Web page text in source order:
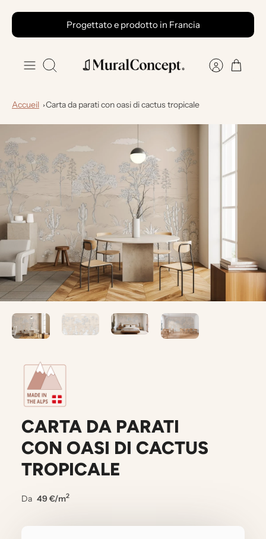
Progettato e prodotto in Francia
Ricerca
Accueil Carta da parati con oasi di cactus tropicale
CARTA DA PARATI
CON OASI DI CACTUS
TROPICALE
Da 49 €/m2